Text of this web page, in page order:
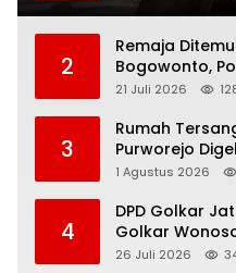
2
Remaja
Bogowonto,
Kematian
21 Juli 2026
3
Rumah
Purworejo
Diamankan
1 Agustus 2026
4
DPD Golkar
Golkar
Purnomo
26 Juli 2026